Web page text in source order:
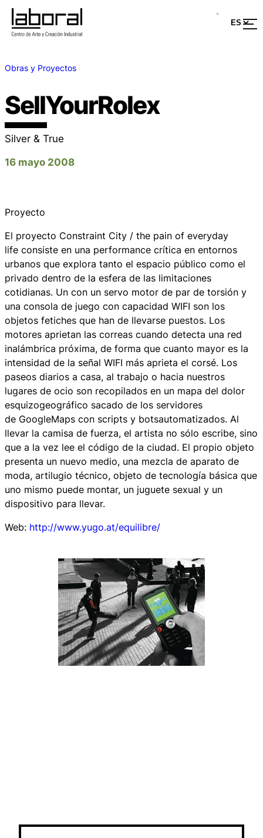
Obras y Proyectos
SellYourRolex
Silver & True
16 mayo 2008
Proyecto
El proyecto Constraint City / the pain of everyday
life consiste en una performance crítica en entornos
urbanos que explora tanto el espacio público como el
privado dentro de la esfera de las limitaciones
cotidianas. Un con un servo motor de par de torsión y
una consola de juego con capacidad WIFI son los
objetos fetiches que han de llevarse puestos. Los
motores aprietan las correas cuando detecta una red
inalámbrica próxima, de forma que cuanto mayor es la
intensidad de la señal WIFI más aprieta el corsé. Los
paseos diarios a casa, al trabajo o hacia nuestros
lugares de ocio son recopilados en un mapa del dolor
esquizogeográfico sacado de los servidores
de GoogleMaps con scripts y botsautomatizados. Al
llevar la camisa de fuerza, el artista no sólo escribe, sino
que a la vez lee el código de la ciudad. El propio objeto
presenta un nuevo medio, una mezcla de aparato de
moda, artilugio técnico, objeto de tecnología básica que
uno mismo puede montar, un juguete sexual y un
dispositivo para llevar.
Web: http://www.yugo.at/equilibre/